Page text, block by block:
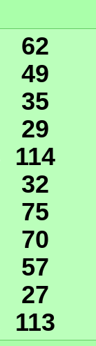
62
49
35
29
114
32
75
70
57
27
113